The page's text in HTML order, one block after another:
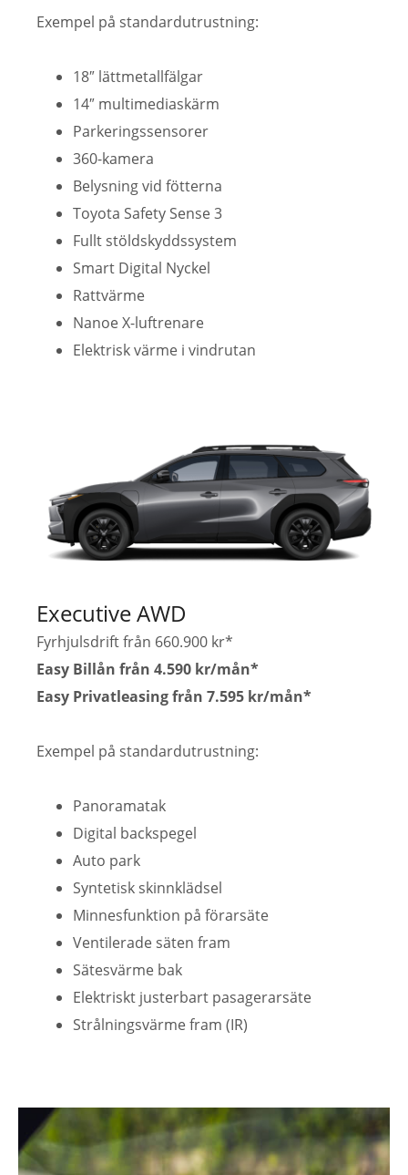
Exempel på standardutrustning:
18″ lättmetallfälgar
14″ multimediaskärm
Parkeringssensorer
360-kamera
Belysning vid fötterna
Toyota Safety Sense 3
Fullt stöldskyddssystem
Smart Digital Nyckel
Rattvärme
Nanoe X-luftrenare
Elektrisk värme i vindrutan
Executive AWD
Fyrhjulsdrift från 660.900 kr*
Easy Billån från 4.590 kr/mån*
Easy Privatleasing från 7.595 kr/mån*
Exempel på standardutrustning:
Panoramatak
Digital backspegel
Auto park
Syntetisk skinnklädsel
Minnesfunktion på förarsäte
Ventilerade säten fram
Sätesvärme bak
Elektriskt justerbart pasagerarsäte
Strålningsvärme fram (IR)